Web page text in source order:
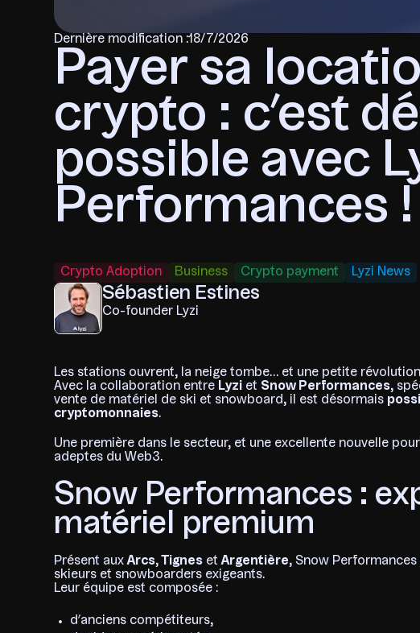
Dernière modification :18/7/2026
Payer sa
crypto : c’est
possible avec
Performances !
Crypto Adoption Business Crypto payment Lyzi News
Sébastien Estines
Co-founder Lyzi
Les stations ouvrent, la neige tombe… et une petite
Avec la collaboration entre Lyzi et Snow Performances,
vente de matériel de ski et snowboard, il est désormais
cryptomonnaies.
Une première dans le secteur, et une excellente nouvelle
adeptes du Web3.
Snow Performances :
matériel premium
Présent auxArcs, Tignes etArgentière, Snow
skieurs et snowboarders exigeants.
Leur équipe est composée :
d’anciens compétiteurs,